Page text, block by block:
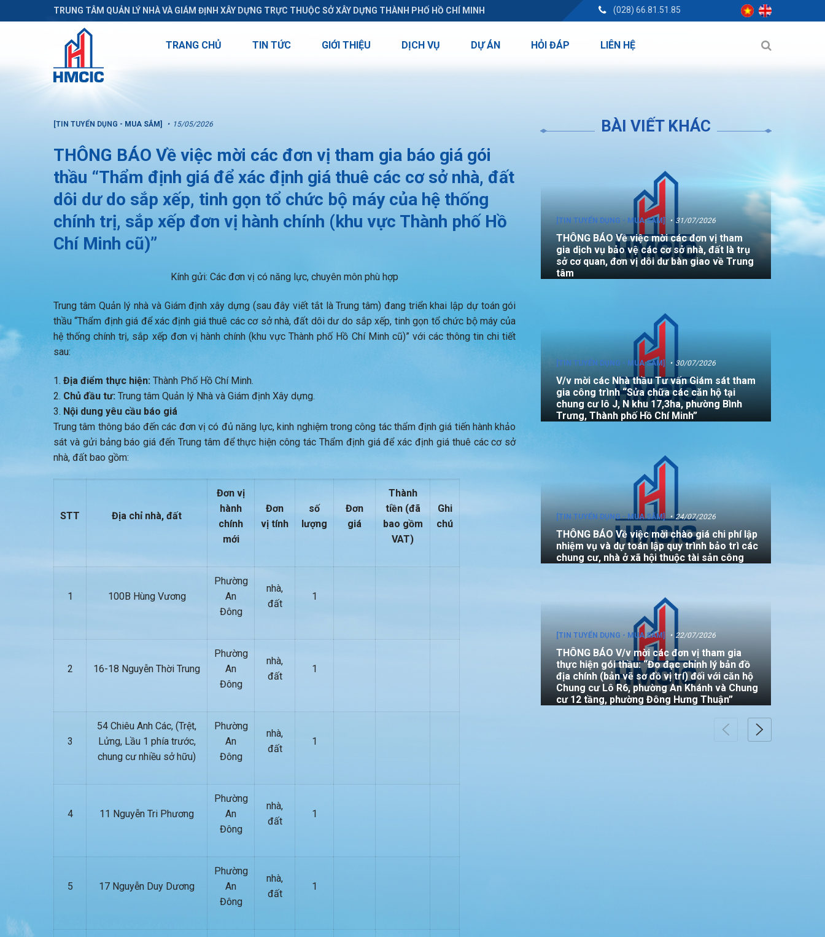
TRUNG TÂM QUẢN LÝ NHÀ VÀ GIÁM ĐỊNH XÂY DỰNG TRỰC THUỘC SỞ XÂY DỰNG THÀNH PHỐ HỒ CHÍ MINH (028) 66.81.51.85
TRANG CHỦ TIN TỨC GIỚI THIỆU DỊCH VỤ DỰ ÁN HỎI ĐÁP LIÊN HỆ
[TIN TUYỂN DỤNG - MUA SẮM] 15/05/2026
THÔNG BÁO Về việc mời các đơn vị tham gia báo giá gói
thầu “Thẩm định giá để xác định giá thuê các cơ sở nhà, đất
dôi dư do sắp xếp, tinh gọn tổ chức bộ máy của hệ thống
chính trị, sắp xếp đơn vị hành chính (khu vực Thành phố Hồ
Chí Minh cũ)”
Kính gửi: Các đơn vị có năng lực, chuyên môn phù hợp
Trung tâm Quản lý nhà và Giám định xây dựng (sau đây viết tắt là Trung tâm) đang triển khai lập dự toán gói
thầu “Thẩm định giá để xác định giá thuê các cơ sở nhà, đất dôi dư do sắp xếp, tinh gọn tổ chức bộ máy của
hệ thống chính trị, sắp xếp đơn vị hành chính (khu vực Thành phố Hồ Chí Minh cũ)” với các thông tin chi tiết
sau:
Địa điểm thực hiện: Thành Phố Hồ Chí Minh.
Chủ đầu tư: Trung tâm Quản lý Nhà và Giám định Xây dựng.
Nội dung yêu cầu báo giá
Trung tâm thông báo đến các đơn vị có đủ năng lực, kinh nghiệm trong công tác thẩm định giá tiến hành khảo
sát và gửi bảng báo giá đến Trung tâm để thực hiện công tác Thẩm định giá để xác định giá thuê các cơ sở
nhà, đất bao gồm:
STT Địa chỉ nhà, đất
Đơn vị
hành
chính
mới
Đơn
vị tính
số
lượng
Đơn
giá
Thành
tiền (đã
bao gồm
VAT)
Ghi
chú
1 100B Hùng Vương
Phường
An
Đông
nhà,
đất
1
2 16-18 Nguyễn Thời Trung
Phường
An
Đông
nhà,
đất
1
3
54 Chiêu Anh Các, (Trệt,
Lửng, Lầu 1 phía trước,
chung cư nhiều sở hữu)
Phường
An
Đông
nhà,
đất
1
4 11 Nguyễn Tri Phương
Phường
An
Đông
nhà,
đất
1
5 17 Nguyễn Duy Dương
Phường
An
Đông
nhà,
đất
1
BÀI VIẾT KHÁC
[TIN TUYỂN DỤNG - MUA SẮM] 31/07/2026
THÔNG BÁO Về việc mời các đơn vị tham
gia dịch vụ bảo vệ các cơ sở nhà, đất là trụ
sở cơ quan, đơn vị dôi dư bàn giao về Trung
tâm
[TIN TUYỂN DỤNG - MUA SẮM] 30/07/2026
V/v mời các Nhà thầu Tư vấn Giám sát tham
gia công trình “Sửa chữa các căn hộ tại
chung cư lô J, N khu 17,3ha, phường Bình
Trưng, Thành phố Hồ Chí Minh”
[TIN TUYỂN DỤNG - MUA SẮM] 24/07/2026
THÔNG BÁO Về việc mời chào giá chi phí lập
nhiệm vụ và dự toán lập quy trình bảo trì các
chung cư, nhà ở xã hội thuộc tài sản công
[TIN TUYỂN DỤNG - MUA SẮM] 22/07/2026
THÔNG BÁO V/v mời các đơn vị tham gia
thực hiện gói thầu: “Đo đạc chỉnh lý bản đồ
địa chính (bản vẽ sơ đồ vị trí) đối với căn hộ
Chung cư Lô R6, phường An Khánh và Chung
cư 12 tầng, phường Đông Hưng Thuận”